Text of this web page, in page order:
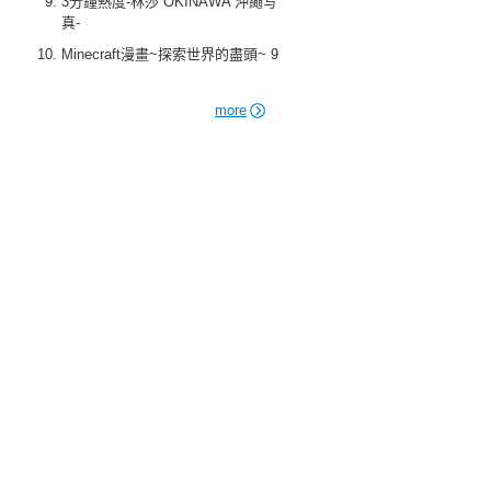
真-
Minecraft漫畫~探索世界的盡頭~ 9
more